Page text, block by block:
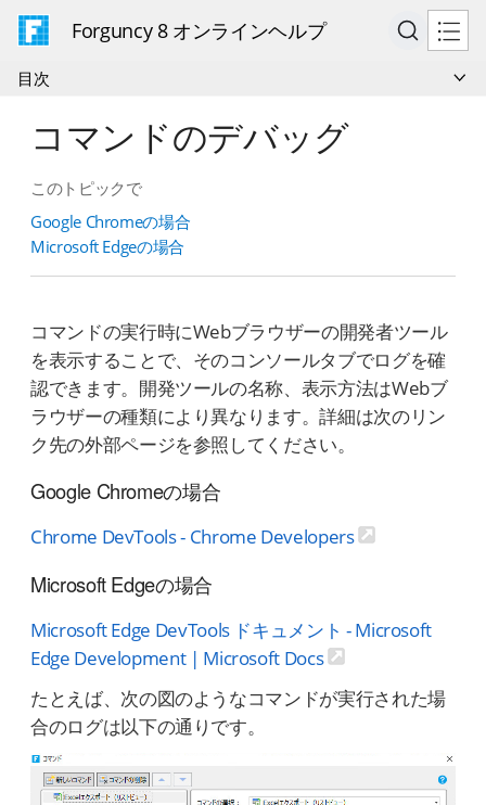
Forguncy 8 オンラインヘルプ
目次
コマンドのデバッグ
このトピックで
Google Chromeの場合
Microsoft Edgeの場合
コマンドの実行時にWebブラウザーの開発者ツール
を表示することで、そのコンソールタブでログを確
認できます。開発ツールの名称、表示方法はWebブ
ラウザーの種類により異なります。詳細は次のリン
ク先の外部ページを参照してください。
Google Chromeの場合
Chrome DevTools - Chrome Developers
Microsoft Edgeの場合
Microsoft Edge DevTools ドキュメント - Microsoft
Edge Development | Microsoft Docs
たとえば、次の図のようなコマンドが実行された場
合のログは以下の通りです。